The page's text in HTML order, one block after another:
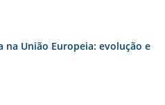
na União Europeia: evolução e